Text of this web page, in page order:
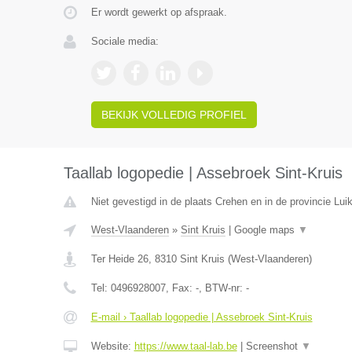
Er wordt gewerkt op afspraak.
Sociale media:
BEKIJK VOLLEDIG PROFIEL
Taallab logopedie | Assebroek Sint-Kruis
Niet gevestigd in de plaats Crehen en in de provincie
West-Vlaanderen» Sint Kruis Google maps ▼
Ter Heide 26, 8310 Sint Kruis (West-Vlaanderen)
Tel: 0496928007, Fax: -, BTW-nr: -
E-mail › Taallab logopedie | Assebroek Sint-Kruis
Website: https://www.taal-lab.be| Screenshot ▼